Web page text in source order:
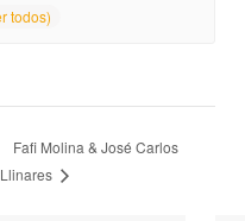
Fafi Molina & José Carlos
Llinares